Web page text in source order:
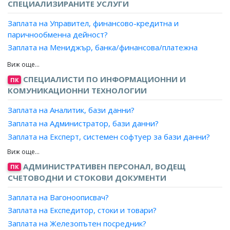
телевизия?
Заплата на Специалист, банка/финансова/платежна
институция?
Заплата на Водач, специален автомобил?
СПЕЦИАЛИЗИРАНИТЕ УСЛУГИ
Заплата на Управител, финансово-кредитна и
паричнообменна дейност?
Заплата на Мениджър, банка/финансова/платежна
Заплата на Управител, клон на застрахователна
институция?
Заплата на Ръководител екип, банка/финансова/
платежна институция?
Заплата на Ръководител отдел/сектор, банка/
финансова/платежна институция?
институция?
Заплата на Регионален директор, банка/финансова/
платежна институция?
Заплата на Директор финансов център, банка/
финансова/платежна институция?
Заплата на Ръководител офис, банка/финансова/
ПК СПЕЦИАЛИСТИ ПО ИНФОРМАЦИОННИ И
КОМУНИКАЦИОННИ ТЕХНОЛОГИИ
Заплата на Аналитик, бази данни?
Заплата на Администратор, бази данни?
Заплата на Експерт, системен софтуер за бази данни?
Заплата на Проектант, бази данни?
Заплата на Програмист, бази данни?
ПК АДМИНИСТРАТИВЕН ПЕРСОНАЛ, ВОДЕЩ
СЧЕТОВОДНИ И СТОКОВИ ДОКУМЕНТИ
Заплата на Вагоноописвач?
Заплата на Експедитор, стоки и товари?
Заплата на Железопътен посредник?